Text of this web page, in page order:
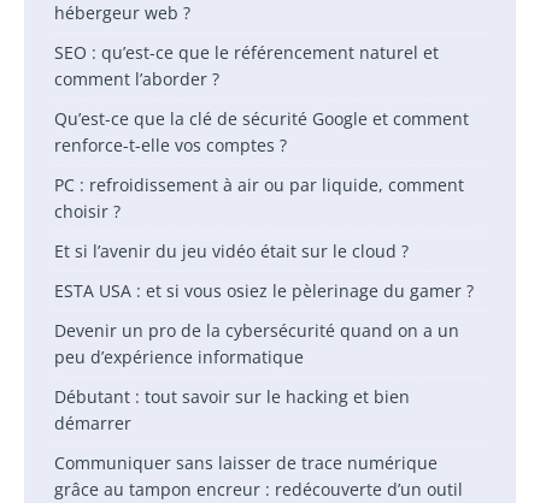
hébergeur web ?
SEO : qu’est-ce que le référencement naturel et
comment l’aborder ?
Qu’est-ce que la clé de sécurité Google et comment
renforce-t-elle vos comptes ?
PC : refroidissement à air ou par liquide, comment
choisir ?
Et si l’avenir du jeu vidéo était sur le cloud ?
ESTA USA : et si vous osiez le pèlerinage du gamer ?
Devenir un pro de la cybersécurité quand on a un
peu d’expérience informatique
Débutant : tout savoir sur le hacking et bien
démarrer
Communiquer sans laisser de trace numérique
grâce au tampon encreur : redécouverte d’un outil